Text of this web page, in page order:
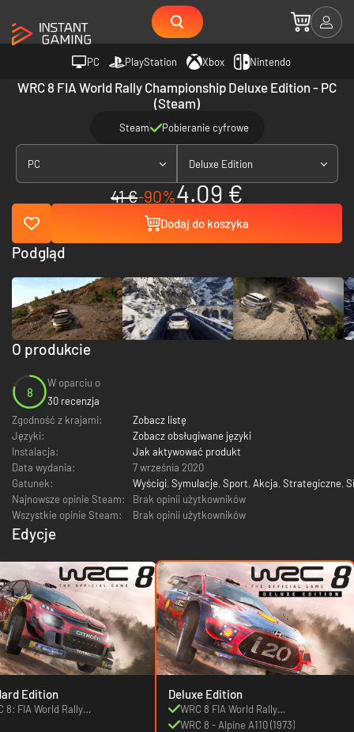
PC PlayStation Xbox Nintendo
WRC 8 FIA World Rally Championship Deluxe Edition - PC
(Steam)
Steam Pobieranie cyfrowe
PC Deluxe Edition
41 €-90%4.09 €
Dodaj do koszyka
O produkcie
8
W oparciu o
30 recenzja
Zgodność z krajami:
Zobacz listę
Języki:
Zobacz obsługiwane języki
Instalacja:
Jak aktywować produkt
Data wydania:
7 września 2020
Gatunek:
Wyścigi, Symulacje, Sport, Akcja, Strategiczne,
Najnowsze opinie Steam:
Brak opinii użytkowników
Wszystkie opinie Steam:
Brak opinii użytkowników
Edycje
Edition
8: FIA World Rally
Deluxe Edition
WRC 8 FIA World Rally
Championship
WRC 8 - Alpine A110 (1973)
Podgląd